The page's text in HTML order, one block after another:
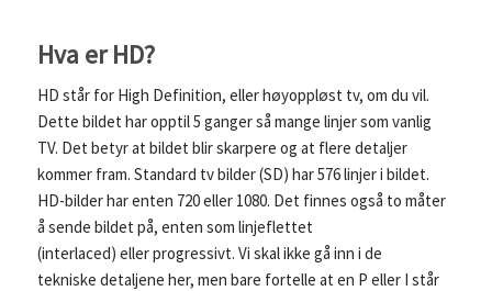
Hva er HD?
HD står for High Definition, eller høyoppløst tv, om du vil.
Dette bildet har opptil 5 ganger så mange linjer som vanlig
TV. Det betyr at bildet blir skarpere og at flere detaljer
kommer fram. Standard tv bilder (SD) har 576 linjer i bildet.
HD-bilder har enten 720 eller 1080. Det finnes også to måter
å sende bildet på, enten som linjeflettet
(interlaced) eller progressivt. Vi skal ikke gå inn i de
tekniske detaljene her, men bare fortelle at en P eller I står